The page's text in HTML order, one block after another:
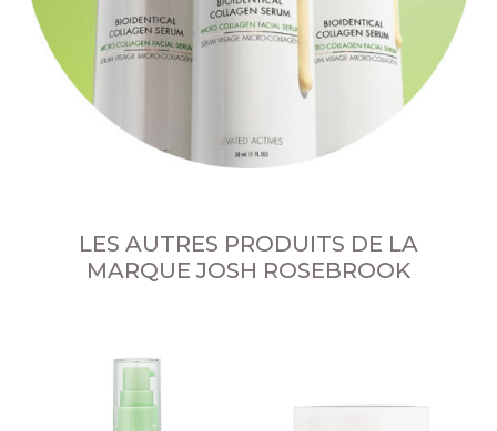
LES AUTRES PRODUITS DE LA
MARQUE JOSH ROSEBROOK